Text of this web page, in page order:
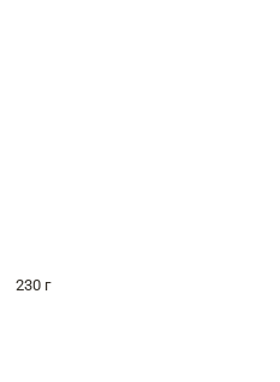
230 г